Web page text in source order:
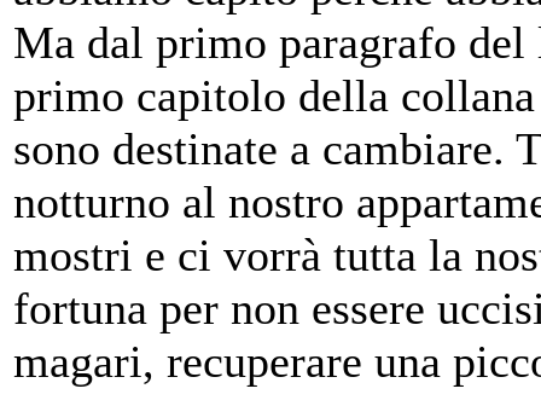
Ma dal primo paragrafo
primo capitolo della
sono destinate a cambiare.
notturno al nostro
mostri e ci vorrà tutta la
fortuna per non essere
magari, recuperare una